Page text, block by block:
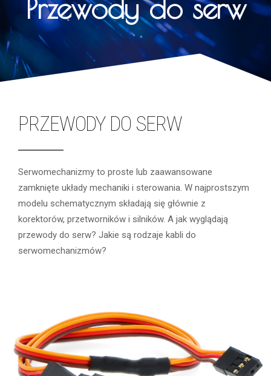
Przewody do serw
PRZEWODY DO SERW
Serwomechanizmy to proste lub zaawansowane
zamknięte układy mechaniki i sterowania. W najprostszym
modelu schematycznym składają się głównie z
korektorów, przetworników i silników. A jak wyglądają
przewody do serw? Jakie są rodzaje kabli do
serwomechanizmów?